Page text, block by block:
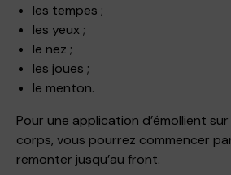
les tempes ;
les yeux ;
le nez ;
les joues ;
le menton.
Pour une application d’émollient sur
corps, vous pourrez commencer
remonter jusqu’au front.